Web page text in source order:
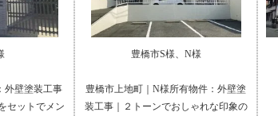
外壁塗装工事
セットでメン
豊橋市S様、N様
豊橋市上地町｜N様所有物件：外壁塗
装工事｜２トーンでおしゃれな印象の